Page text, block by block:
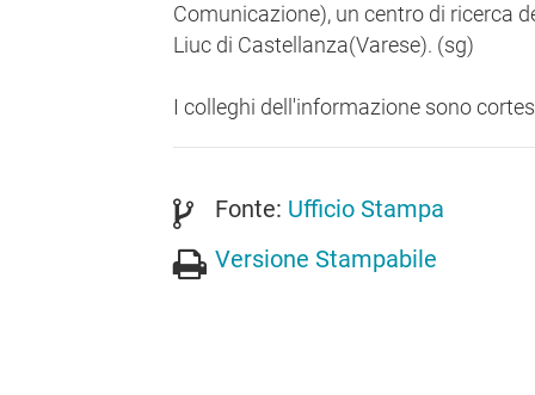
Comunicazione), un centro di ricerca
Liuc di Castellanza(Varese). (sg)
I colleghi dell'informazione sono
Fonte: Ufficio Stampa
Versione Stampabile